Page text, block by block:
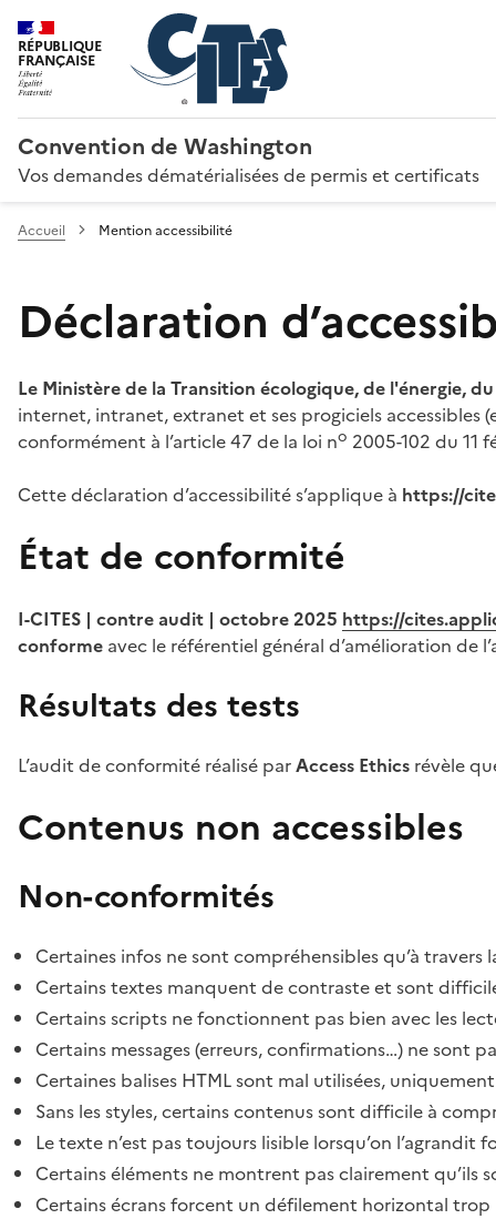
RÉPUBLIQUE
FRANÇAISE
Convention de Washington
Vos demandes dématérialisées de permis et certificats
Accueil Mention accessibilité
Déclaration
Le Ministère de la Transition écologique, de l'énergie,
internet, intranet, extranet et ses progiciels
conformément à l’article 47 de la loi no 2005-102 du 11
Cette déclaration d’accessibilité s’applique à https://
État de conformité
I-CITES | contre audit | octobre 2025 https://
conforme avec le référentiel général d’amélioration de
Résultats des tests
L’audit de conformité réalisé parAccess Ethics révèle
Contenus non accessibles
Non-conformités
Certaines infos ne sont compréhensibles qu’à travers
Certains textes manquent de contraste et sont
Certains scripts ne fonctionnent pas bien avec les
Certains messages (erreurs, confirmations…) ne sont
Certaines balises HTML sont mal utilisées,
Sans les styles, certains contenus sont difficile à
Le texte n’est pas toujours lisible lorsqu’on l’agrandit
Certains éléments ne montrent pas clairement qu’ils
Certains écrans forcent un défilement horizontal